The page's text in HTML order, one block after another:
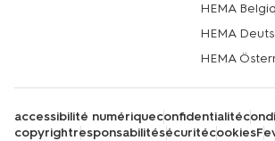
HEMA
HEMA
HEMA
accessibilité numériqueconfidentialité
copyrightresponsabilitésécuritécookies